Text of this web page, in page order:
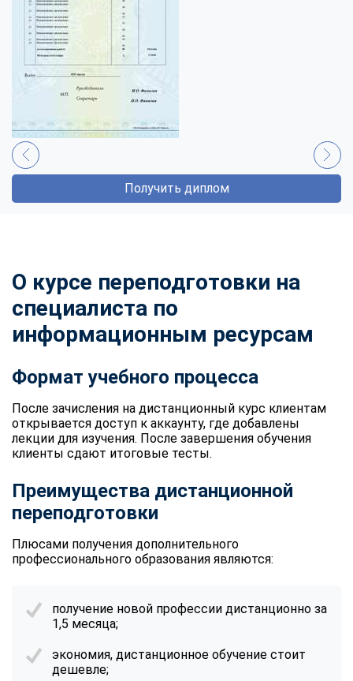
Получить диплом
О курсе переподготовки на
специалиста по
информационным ресурсам
Формат учебного процесса
После зачисления на дистанционный курс клиентам
открывается доступ к аккаунту, где добавлены
лекции для изучения. После завершения обучения
клиенты сдают итоговые тесты.
Преимущества дистанционной
переподготовки
Плюсами получения дополнительного
профессионального образования являются:
получение новой профессии дистанционно за
1,5 месяца;
экономия, дистанционное обучение стоит
дешевле;